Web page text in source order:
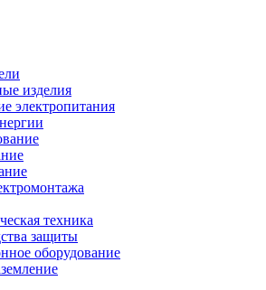
изделия
электропитания
техника
защиты
оборудование